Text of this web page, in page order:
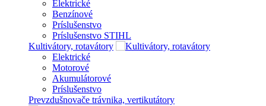
Elektrické
Benzínové
Príslušenstvo
Príslušenstvo STIHL
Kultivátory, rotavátory
Elektrické
Motorové
Akumulátorové
Príslušenstvo
Prevzdušnovače trávnika, vertikutátory